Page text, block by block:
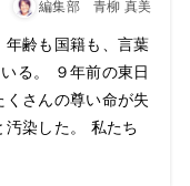
編集部 青柳 真美
齢も国籍も、言葉
る。 ９年前の東日
さんの尊い命が失
染した。 私たち